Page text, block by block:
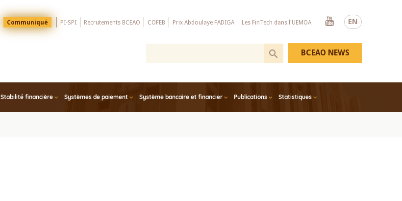
EN
Menu
Top
Communiqué PI-SPI Recrutements BCEAO COFEB Prix Abdoulaye FADIGA Les FinTech dans l'UEMOA
Youtube
Stabilité financière Systèmes de paiement Système bancaire et financier Publications Statistiques
BCEAO NEWS